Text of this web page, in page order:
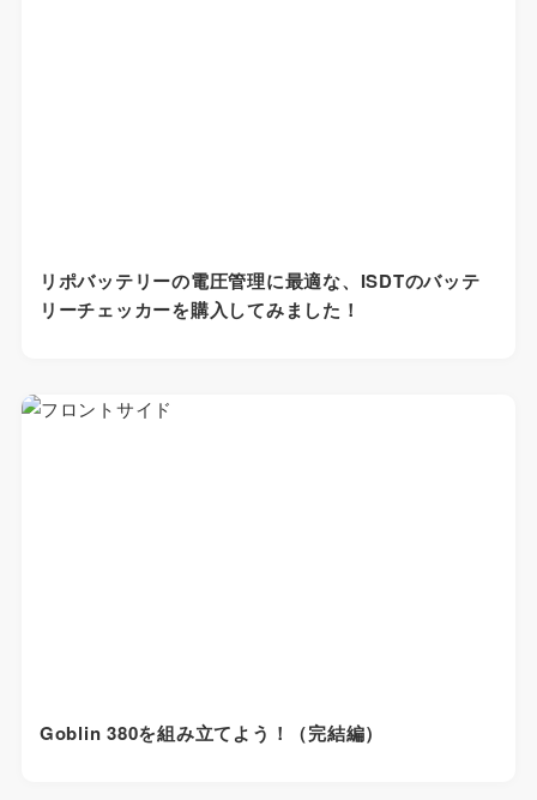
リポバッテリーの電圧管理に最適な、ISDTのバッテ
リーチェッカーを購入してみました！
Goblin 380を組み立てよう！（完結編）